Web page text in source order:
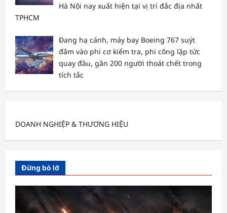
Hà Nội nay xuất hiện tại vị trí đắc địa nhất
TPHCM
Đang hạ cánh, máy bay Boeing 767 suýt
đâm vào phi cơ kiểm tra, phi công lập tức
quay đầu, gần 200 người thoát chết trong
tích tắc
DOANH NGHIỆP & THƯƠNG HIỆU
Đừng bỏ lỡ